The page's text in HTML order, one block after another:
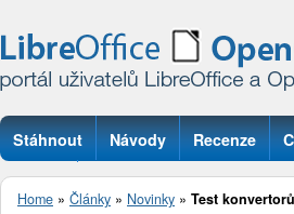
Stáhnout Návody Recenze
Otázky
Home » Články » Novinky » Test